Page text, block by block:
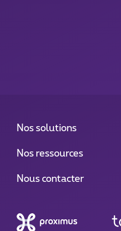
Nos solutions
Nos ressources
Nous contacter